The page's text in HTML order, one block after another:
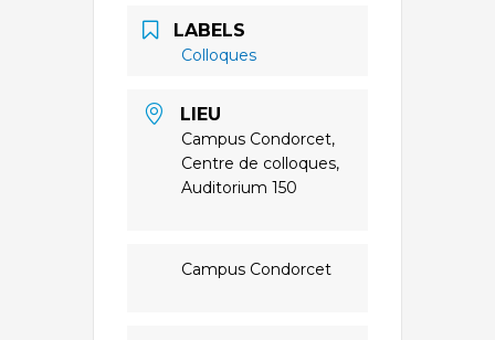
LABELS
Colloques
LIEU
Campus Condorcet,
Centre de colloques,
Auditorium 150
Campus Condorcet